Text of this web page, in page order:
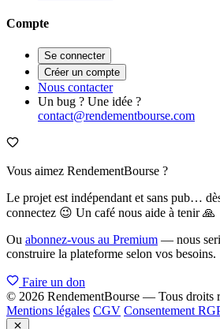
Compte
Se connecter
Créer un compte
Nous contacter
Un bug ? Une idée ?
contact@rendementbourse.com
Vous aimez RendementBourse ?
Le projet est indépendant et sans pub…
connectez 😉 Un café nous aide à tenir 🙏
Ou abonnez-vous au Premium — nous
construire la plateforme selon vos besoins.
Faire un don
© 2026 RendementBourse — Tous droits
Mentions légales CGV Consentement